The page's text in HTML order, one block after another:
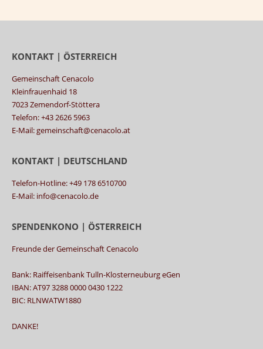
KONTAKT | ÖSTERREICH
Gemeinschaft Cenacolo
Kleinfrauenhaid 18
7023 Zemendorf-Stöttera
Telefon: +43 2626 5963
E-Mail: gemeinschaft@cenacolo.at
KONTAKT | DEUTSCHLAND
Telefon-Hotline: +49 178 6510700
E-Mail: info@cenacolo.de
SPENDENKONO | ÖSTERREICH
Freunde der Gemeinschaft Cenacolo
Bank: Raiffeisenbank Tulln-Klosterneuburg eGen
IBAN: AT97 3288 0000 0430 1222
BIC: RLNWATW1880
DANKE!